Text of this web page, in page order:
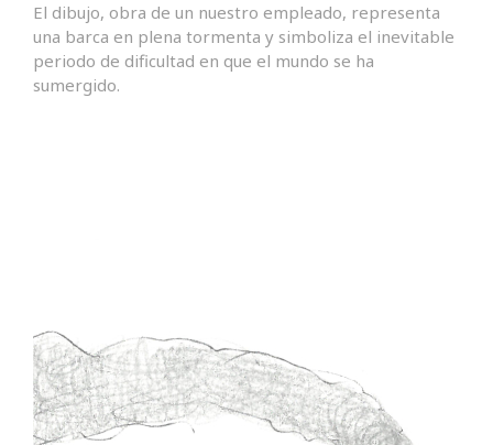
El dibujo, obra de un nuestro empleado, representa
una barca en plena tormenta y simboliza el inevitable
periodo de dificultad en que el mundo se ha
sumergido.